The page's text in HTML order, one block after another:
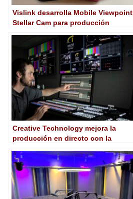
Vislink desarrolla Mobile Viewpoint
Stellar Cam para producción
Creative Technology mejora la
producción en directo con la